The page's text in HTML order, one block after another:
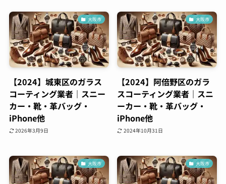
大阪市
【2024】城東区のガラス
コーティング業者｜スニー
カー・靴・革バッグ・
iPhone他
2026年3月9日
大阪市
【2024】阿倍野区のガラ
スコーティング業者｜スニ
ーカー・靴・革バッグ・
iPhone他
2024年10月31日
大阪市 大阪市